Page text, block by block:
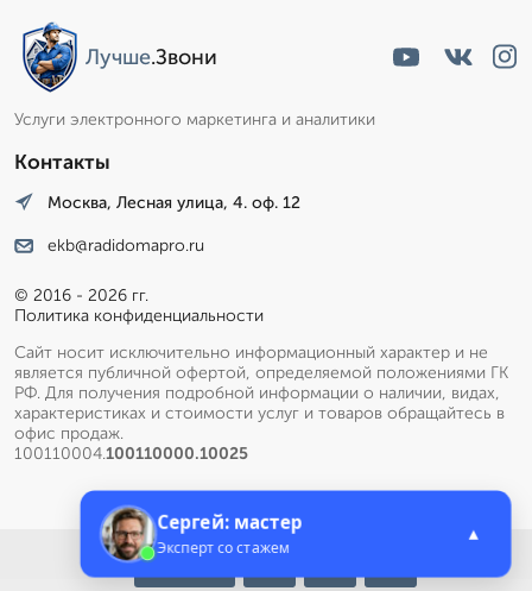
Лучше.Звони
Услуги электронного маркетинга и аналитики
Контакты
Москва, Лесная улица, 4. оф. 12
ekb@radidomapro.ru
© 2016 - 2026 гг.
Политика конфиденциальности
Сайт носит исключительно информационный характер и не
является публичной офертой, определяемой положениями ГК
РФ. Для получения подробной информации о наличии, видах,
характеристиках и стоимости услуг и товаров обращайтесь в
офис продаж.
100110004.100110000.10025
Меню
Сергей: мастер
Эксперт со стажем
▲